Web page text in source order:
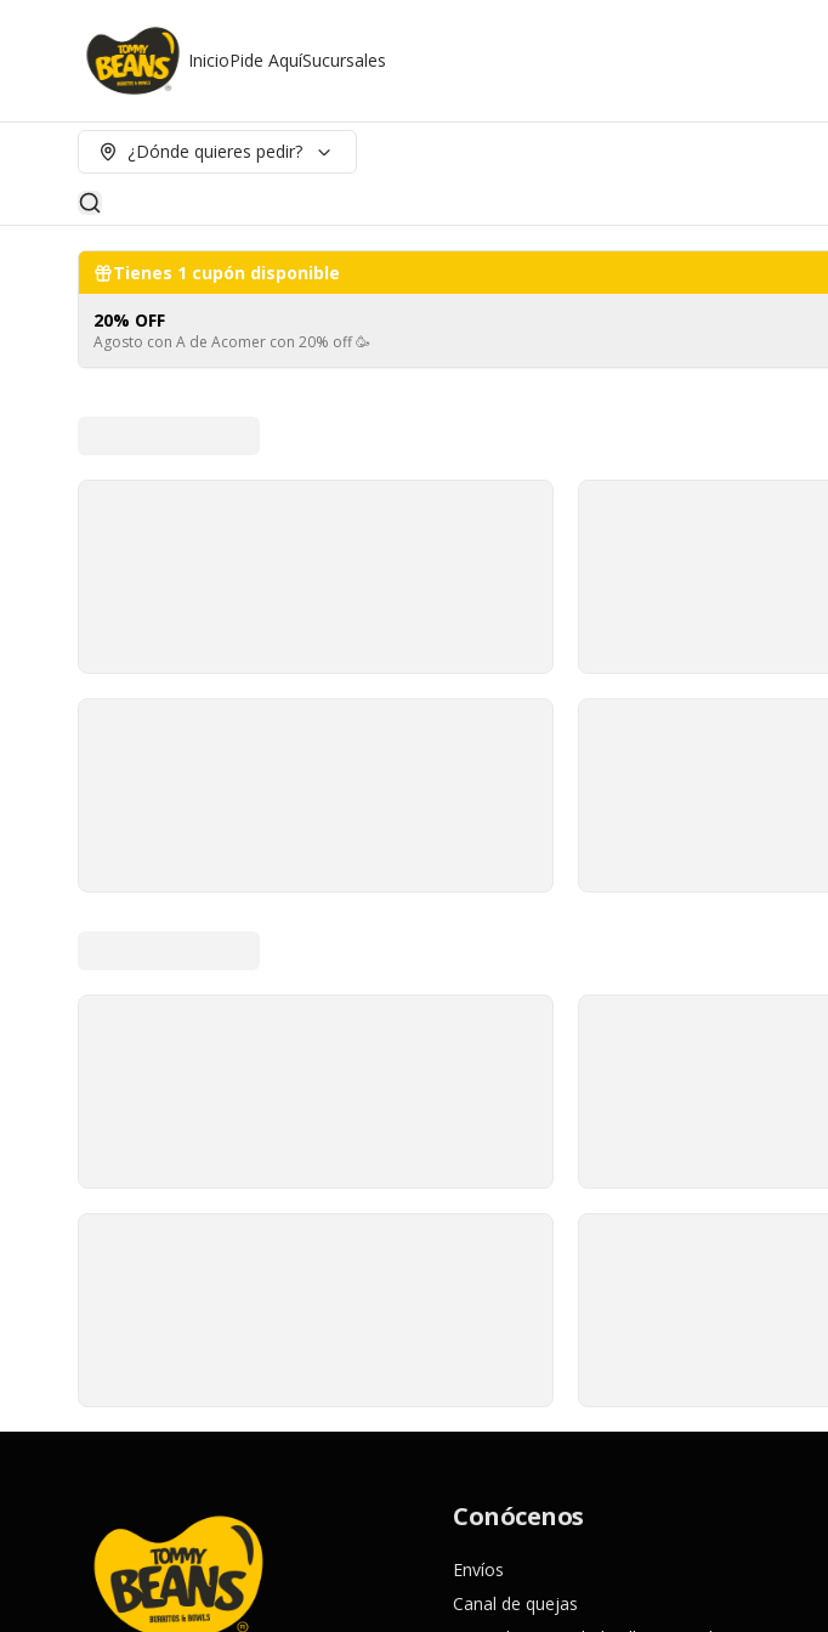
InicioPide AquíSucursales
¿Dónde quieres pedir?
Tienes 1 cupón disponible
20% OFF
Agosto con A de Acomer con 20% off 🥳
Conócenos
Envíos
Canal de quejas